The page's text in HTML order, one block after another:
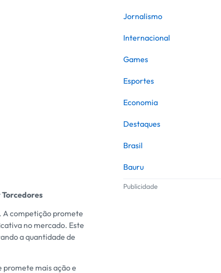
A competição promete
no mercado. Este
a quantidade de
promete mais ação e
Jornalismo
Internacional
Games
Esportes
Economia
Destaques
Brasil
Bauru
Publicidade